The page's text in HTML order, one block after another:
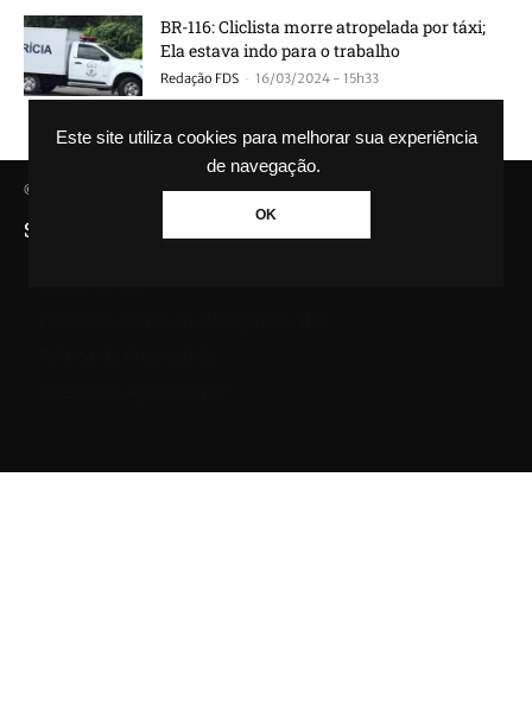
Este site utiliza cookies para melhorar sua experiência
de navegação.
OK
BR-116: Cliclista morre atropelada por táxi;
Ela estava indo para o trabalho
Redação FDS - 16/03/2024 - 15h33
© Agência GBC. Aqui tem notícia. Todos os direitos reservados.
SAIBA MAIS SOBRE A AGÊNCIA GBC